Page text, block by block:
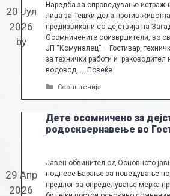
20 Јул
2026
by
Наредба за спроведување
лица за Тешки дела против
предизвикани со дејствија на
Осомничените соизвршители, во
ЈП “Комуналец” – Гостивар,
за технички работи и
водовод, … Повеќе
Categories
Соопштенија
Дете осомничено за
родосквернавење во
29 Апр
2026
Јавен обвинител од Основното
поднесе Барање за поведување
предлог за определување мерка